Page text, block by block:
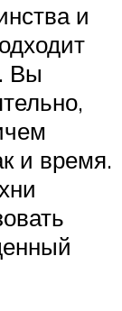
и
Вы
и время.